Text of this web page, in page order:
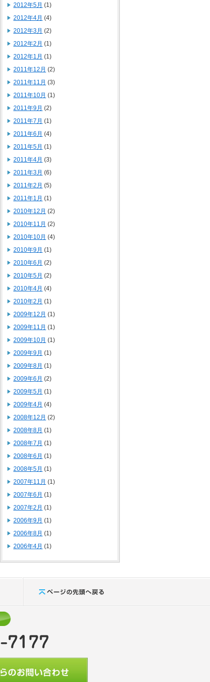
2012年5月 (1)
2012年4月 (4)
2012年3月 (2)
2012年2月 (1)
2012年1月 (1)
2011年12月 (2)
2011年11月 (3)
2011年10月 (1)
2011年9月 (2)
2011年7月 (1)
2011年6月 (4)
2011年5月 (1)
2011年4月 (3)
2011年3月 (6)
2011年2月 (5)
2011年1月 (1)
2010年12月 (2)
2010年11月 (2)
2010年10月 (4)
2010年9月 (1)
2010年6月 (2)
2010年5月 (2)
2010年4月 (4)
2010年2月 (1)
2009年12月 (1)
2009年11月 (1)
2009年10月 (1)
2009年9月 (1)
2009年8月 (1)
2009年6月 (2)
2009年5月 (1)
2009年4月 (4)
2008年12月 (2)
2008年8月 (1)
2008年7月 (1)
2008年6月 (1)
2008年5月 (1)
2007年11月 (1)
2007年6月 (1)
2007年2月 (1)
2006年9月 (1)
2006年8月 (1)
2006年4月 (1)